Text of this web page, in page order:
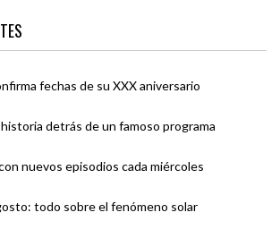
fechas de su XXX aniversario
detrás de un famoso programa
nuevos episodios cada miércoles
todo sobre el fenómeno solar